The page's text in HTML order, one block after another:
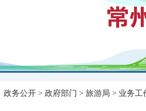
政务公开 > 政府部门 > 旅游局 > 业务工